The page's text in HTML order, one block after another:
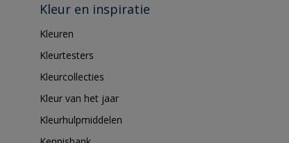
Kleur en inspiratie
Kleuren
Kleurtesters
Kleurcollecties
Kleur van het jaar
Kleurhulpmiddelen